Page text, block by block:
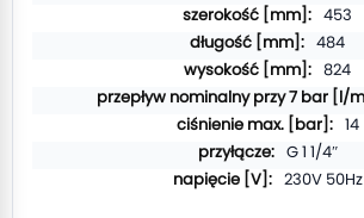
453
484
824
14
G 1 1/4″
230V 50Hz